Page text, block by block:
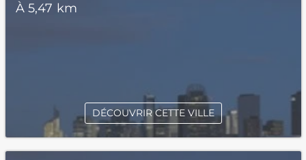
À 5,47 km
DÉCOUVRIR CETTE VILLE